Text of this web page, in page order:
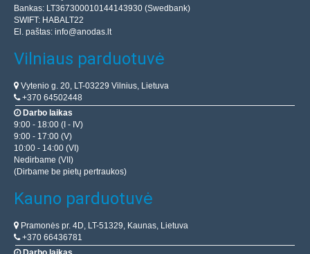
Bankas: LT367300010144143930 (Swedbank)
SWIFT: HABALT22
El. paštas: info@anodas.lt
Vilniaus parduotuvė
Vytenio g. 20, LT-03229 Vilnius, Lietuva
+370 64502448
Darbo laikas
9:00 - 18:00 (I - IV)
9:00 - 17:00 (V)
10:00 - 14:00 (VI)
Nedirbame (VII)
(Dirbame be pietų pertraukos)
Kauno parduotuvė
Pramonės pr. 4D, LT-51329, Kaunas, Lietuva
+370 66436781